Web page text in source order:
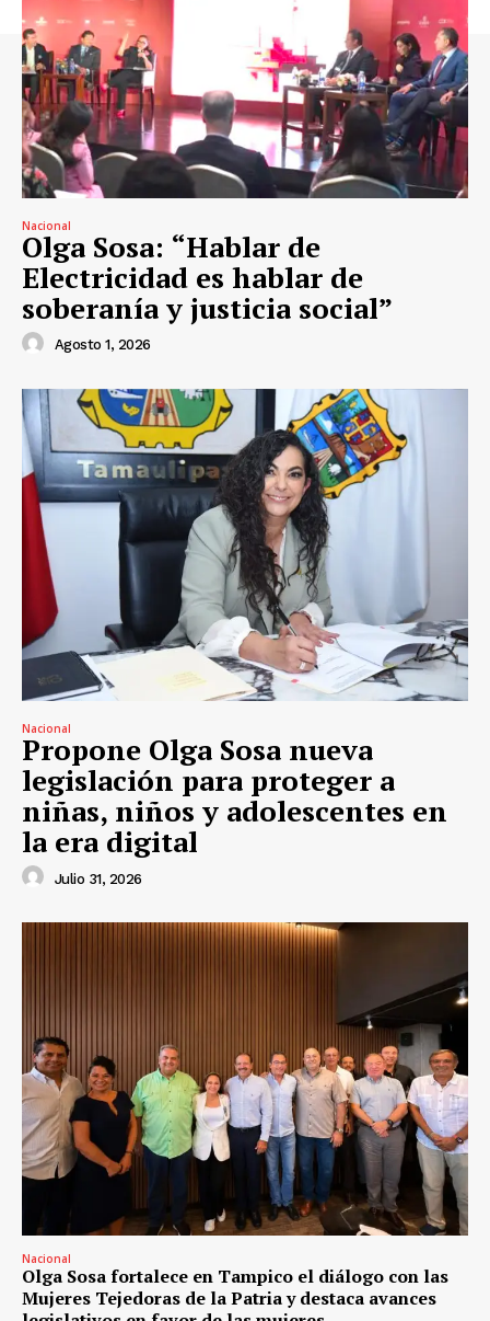
Nacional
Olga Sosa: “Hablar de
Electricidad es hablar de
soberanía y justicia social”
Agosto 1, 2026
Nacional
Propone Olga Sosa nueva
legislación para proteger a
niñas, niños y adolescentes en
la era digital
Julio 31, 2026
Nacional
Olga Sosa fortalece en Tampico el diálogo con las
Mujeres Tejedoras de la Patria y destaca avances